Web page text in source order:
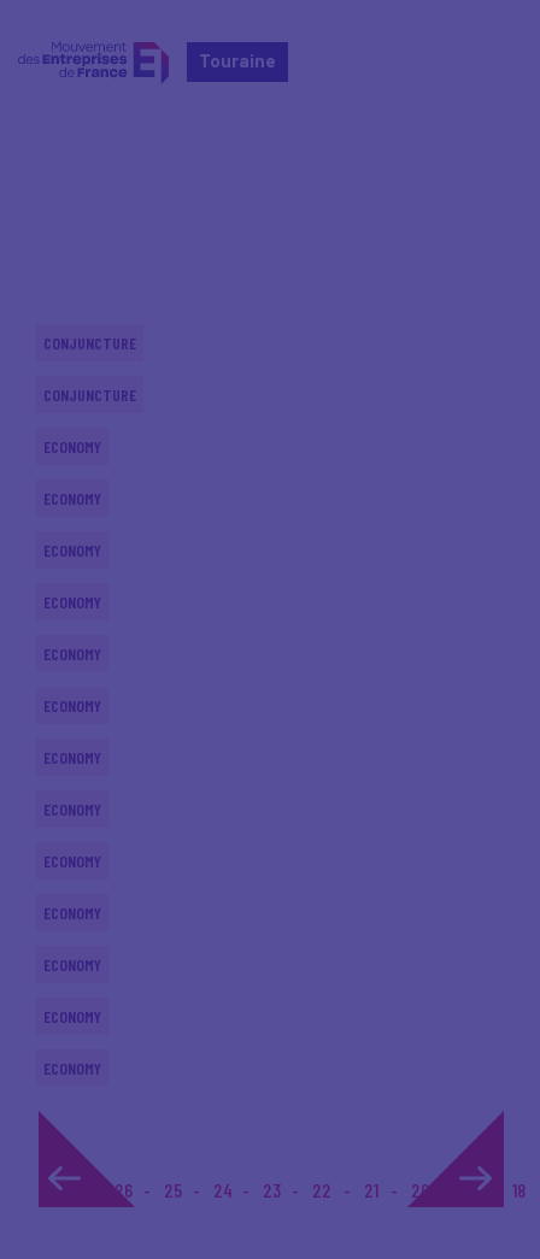
Touraine
CONJUNCTURE
CONJUNCTURE
ECONOMY
ECONOMY
ECONOMY
ECONOMY
ECONOMY
ECONOMY
ECONOMY
ECONOMY
ECONOMY
ECONOMY
ECONOMY
ECONOMY
ECONOMY
1... 26 25 24 23 22 21 20 18